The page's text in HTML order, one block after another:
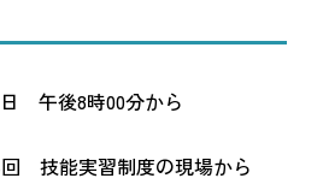
午後8時00分から
技能実習制度の現場から